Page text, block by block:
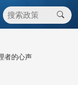
者的心声